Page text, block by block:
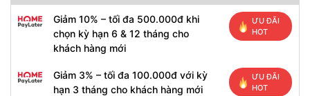
Giảm 10% – tối đa 500.000đ khi
chọn kỳ hạn 6 & 12 tháng cho
khách hàng mới
ƯU ĐÃI
HOT
Giảm 3% – tối đa 100.000đ với kỳ
hạn 3 tháng cho khách hàng mới
ƯU ĐÃI
HOT